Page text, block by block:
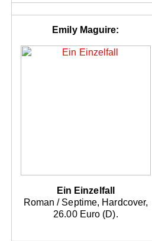
Emily Maguire:
Ein Einzelfall
Roman / Septime, Hardcover,
26.00 Euro (D).